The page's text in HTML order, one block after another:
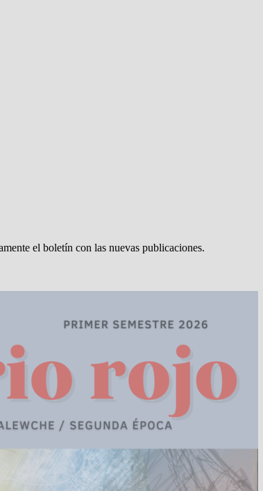
el boletín con las nuevas publicaciones.